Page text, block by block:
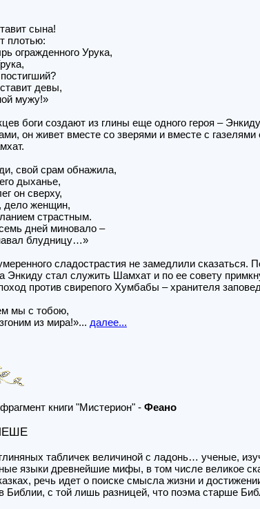
сына!
плотью:
огражденного Урука,
девы,
мужу!»
боги создают из глины еще одного героя –
он живет вместе со зверями и вместе с
свой срам обнажила,
дыханье,
он сверху,
дело женщин,
страстным.
дней миновало –
блудницу…»
сладострастия не замедлили
Энкиду стал служить Шамхат и по ее совету
против свирепого Хумбабы – хранителя
мы с тобою,
из мира!»... далее...
книги "Мистерион" - Феано
табличек величиной с ладонь… ученые,
языки древнейшие мифы, в том числе великое
речь идет о поиске смысла жизни и
Библии, с той лишь разницей, что поэма старше